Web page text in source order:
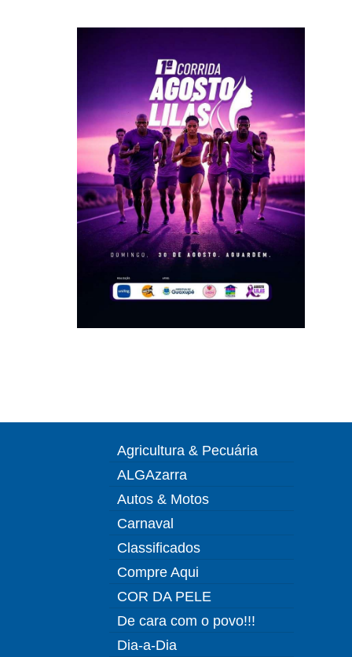
Agricultura & Pecuária
ALGAzarra
Autos & Motos
Carnaval
Classificados
Compre Aqui
COR DA PELE
De cara com o povo!!!
Dia-a-Dia